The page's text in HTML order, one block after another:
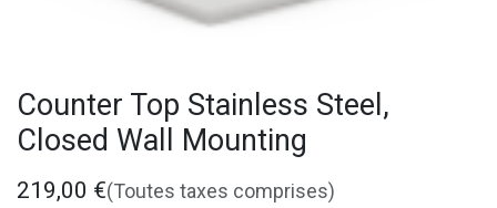
Counter Top Stainless Steel,
Closed Wall Mounting
219,00 €(Toutes taxes comprises)